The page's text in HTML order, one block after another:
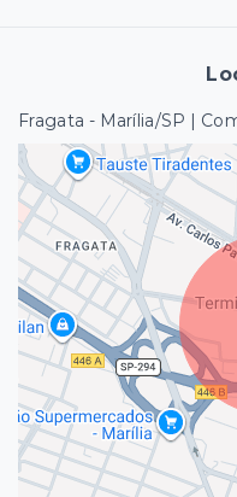
Fragata - Marília/SP |